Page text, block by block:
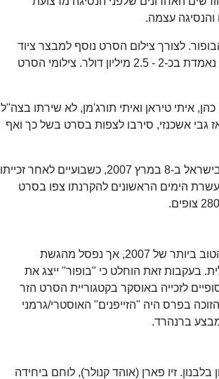
והנסיגה עצמה.
לצורך צילום הסרט נוסף למבצר ציוד
רב, בין השאר מיגונים וציוד צבאי, רובו הושאל לסרט על ידי צה"ל. עלות הסרט נאמדת בכ-2 - 2.5 מיליון דולר. צילומי הסרט
איתי טיראן ואיתי תורג'מן, לא שירתו בצה"ל
גבי אשכנזי, סירבו לצפות בסרט בשל כך ואף
הסרט, שנחשב לאחד מהסרטים הישראליים המצליחים ביותר, יצא לאקרנים בישראל ב-8 במרץ 2007, כשבועיים לאחר זכייתו
הימים הראשונים להקרנתו צפו בסרט
הסרט "ביקור התזמורת" ניצח את "בופור" בהתמודדות על פרס אופיר לסרט הטוב ביותר של 2007, אך נפסל מהגשת
בעקבות זאת הוחלט כי "בופור" ייצג את
המועמדים הסופיים לזכייה באוסקר בקטגוריית הסרט הזר
2008. הסרט לא זכה בפרס, והזוכה בפרס היה "הזייפנים" האוסטרי/גרמני
ברנהרד.
זיו פארן (אוהד קנולר), לוחם ביחידה